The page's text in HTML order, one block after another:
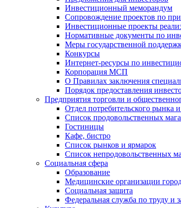
Инвестиционный меморандум
Сопровождение проектов по
Инвестиционные проекты
Нормативные документы по
Меры государственной
Конкурсы
Интернет-ресурсы по
Корпорация МСП
О Правилах заключения
Порядок предоставления
Предприятия торговли и
Отдел потребительского рынка
Список продовольственных
Гостиницы
Кафе, бистро
Cписок рынков и ярмарок
Список непродовольственных
Социальная сфера
Образование
Медицинские организации
Социальная защита
Федеральная служба по труду и